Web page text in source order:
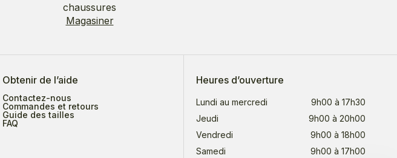
chaussures
Magasiner
Obtenir de l’aide
Contactez-nous
Commandes et retours
Guide des tailles
FAQ
Heures d’ouverture
Lundi au mercredi
9h00 à 17h30
Jeudi
9h00 à 20h00
Vendredi
9h00 à 18h00
Samedi
9h00 à 17h00